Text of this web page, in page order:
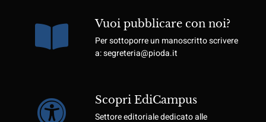
Vuoi pubblicare con noi?
Per sottoporre un manoscritto scrivere
a: segreteria@pioda.it
Scopri EdiCampus
Settore editoriale dedicato alle